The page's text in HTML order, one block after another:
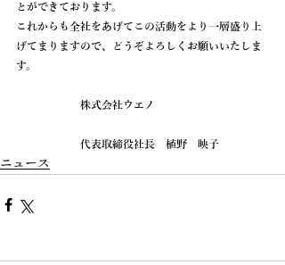
とができております。
これからも全社をあげてこの活動をより一層盛り上
げてまりますので、どうぞよろしくお願いいたしま
す。
株式会社ウエノ
代表取締役社長　植野　映子
ニュース